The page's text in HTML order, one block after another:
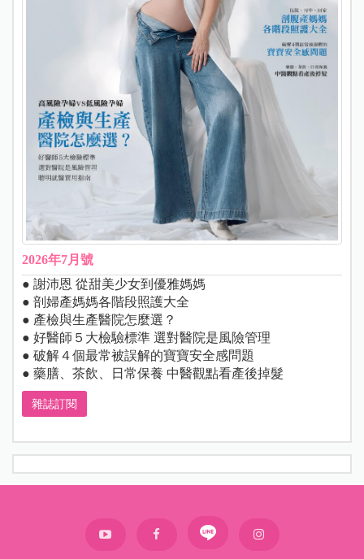
2026年7月號
● 謝沛恩 從甜美少女到優雅媽媽
● 剖婦產媽媽各階段照護大全
● 產檢與生產醫院怎麼選？
● 好醫師５大檢驗標準 選對醫院是風險管理
● 破解４個最常被誤解的寶寶安全感問題
● 藥膳、茶飲、日常保養 中醫觀點看產後掉髮
雜誌訂閱